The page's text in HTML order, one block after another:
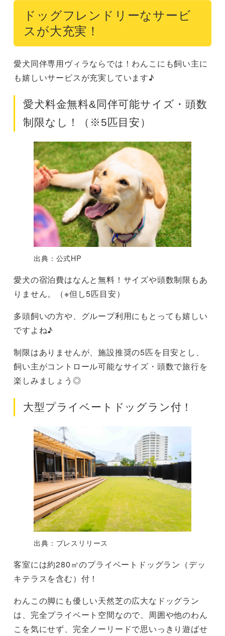
ドッグフレンドリーなサービ
スが大充実！
愛犬同伴専用ヴィラならでは！わんこにも飼い主に
も嬉しいサービスが充実しています♪
愛犬料金無料&同伴可能サイズ・頭数
制限なし！（※5匹目安）
出典：公式HP
愛犬の宿泊費はなんと無料！サイズや頭数制限もあ
りません。（※但し5匹目安）
多頭飼いの方や、グループ利用にもとっても嬉しい
ですよね♪
制限はありませんが、施設推奨の5匹を目安とし、
飼い主がコントロール可能なサイズ・頭数で旅行を
楽しみましょう◎
大型プライベートドッグラン付！
出典：プレスリリース
客室には約280㎡のプライベートドッグラン（デッ
キテラスを含む）付！
わんこの脚にも優しい天然芝の広大なドッグラン
は、完全プライベート空間なので、周囲や他のわん
こを気にせず、完全ノーリードで思いっきり遊ばせ